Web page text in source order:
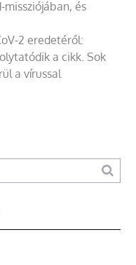
és
2 eredetéről:
a cikk. Sok
a vírussal